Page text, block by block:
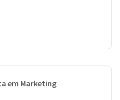
em Marketing